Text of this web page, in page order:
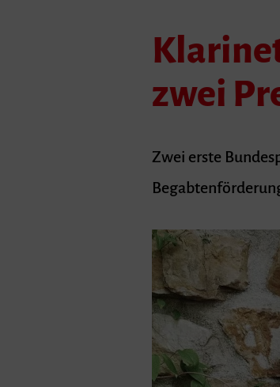
zwei
Zwei erste